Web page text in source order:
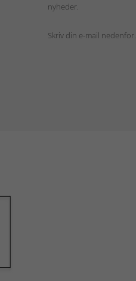
nyheder.
Skriv din e-mail nedenfor.